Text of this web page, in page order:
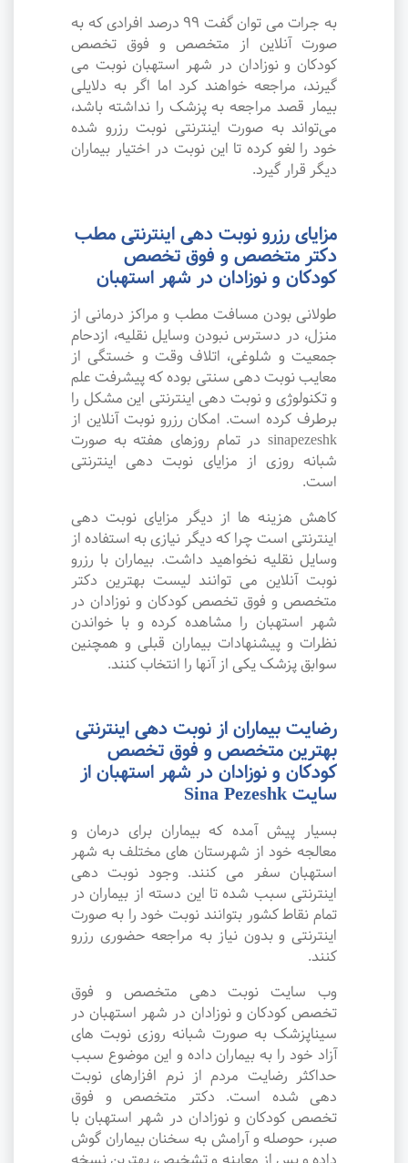
به جرات می‌ توان گفت ۹۹ درصد افرادی که به
صورت آنلاین از متخصص و فوق تخصص
کودکان و نوزادان در شهر استهبان نوبت می
گیرند، مراجعه خواهند کرد اما اگر به دلایلی
بیمار قصد مراجعه به پزشک را نداشته باشد،
می‌تواند به صورت اینترنتی نوبت رزرو شده
خود را لغو کرده تا این نوبت در اختیار بیماران
دیگر قرار گیرد.
مزایای رزرو نوبت دهی اینترنتی مطب
دکتر متخصص و فوق تخصص
کودکان و نوزادان در شهر استهبان
طولانی بودن مسافت مطب و مراکز درمانی از
منزل، در دسترس نبودن وسایل نقلیه، ازدحام
جمعیت و شلوغی، اتلاف وقت و خستگی از
معایب نوبت دهی سنتی بوده که پیشرفت علم
و تکنولوژی و نوبت دهی اینترنتی این مشکل را
برطرف کرده است. امکان رزرو نوبت آنلاین از
sinapezeshk در تمام روزهای هفته به صورت
شبانه روزی از مزایای نوبت دهی اینترنتی
است.
کاهش هزینه ها از دیگر مزایای نوبت دهی
اینترنتی است چرا که دیگر نیازی به استفاده از
وسایل نقلیه نخواهید داشت. بیماران با رزرو
نوبت آنلاین می توانند لیست بهترین دکتر
متخصص و فوق تخصص کودکان و نوزادان در
شهر استهبان را مشاهده کرده و با خواندن
نظرات و پیشنهادات بیماران قبلی و همچنین
سوابق پزشک یکی از آنها را انتخاب کنند.
رضایت بیماران از نوبت دهی اینترنتی
بهترین متخصص و فوق تخصص
کودکان و نوزادان در شهر استهبان از
سایت Sina Pezeshk
بسیار پیش آمده که بیماران برای درمان و
معالجه خود از شهرستان های مختلف به شهر
استهبان سفر می کنند. وجود نوبت دهی
اینترنتی سبب شده تا این دسته از بیماران در
تمام نقاط کشور بتوانند نوبت خود را به صورت
اینترنتی و بدون نیاز به مراجعه حضوری رزرو
کنند.
وب سایت نوبت دهی متخصص و فوق
تخصص کودکان و نوزادان در شهر استهبان در
سیناپزشک به صورت شبانه روزی نوبت های
آزاد خود را به بیماران داده و این موضوع سبب
حداکثر رضایت مردم از نرم افزارهای نوبت
دهی شده است. دکتر متخصص و فوق
تخصص کودکان و نوزادان در شهر استهبان با
صبر، حوصله و آرامش به سخنان بیماران گوش